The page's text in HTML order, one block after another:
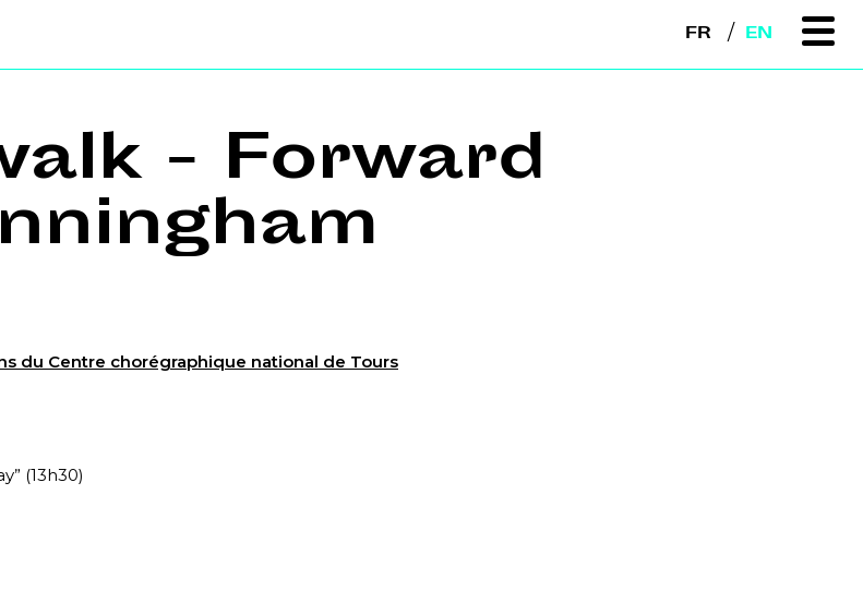
FR EN
- Forward
du Centre chorégraphique national de Tours
(13h30)